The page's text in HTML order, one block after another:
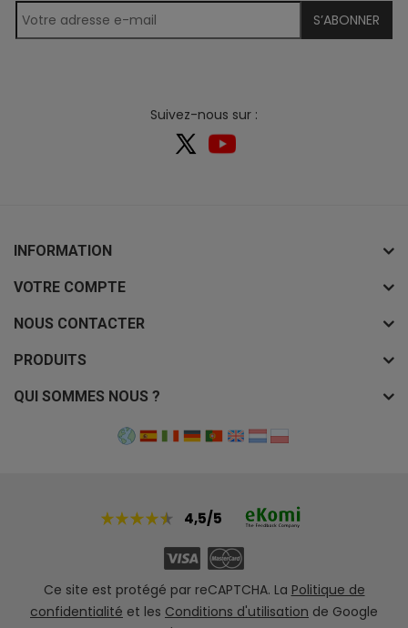
S’ABONNER
Suivez-nous sur :
INFORMATION
VOTRE COMPTE
NOUS CONTACTER
PRODUITS
QUI SOMMES NOUS ?
4,5/5
Ce site est protégé par reCAPTCHA. La Politique de
confidentialité et les Conditions d'utilisation de Google